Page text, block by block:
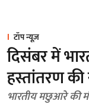
टॉप न्यूज़
दिसंबर में
हस्तांतरण
भारतीय मछुआरे की